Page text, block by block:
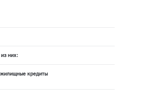
из них:
кредиты